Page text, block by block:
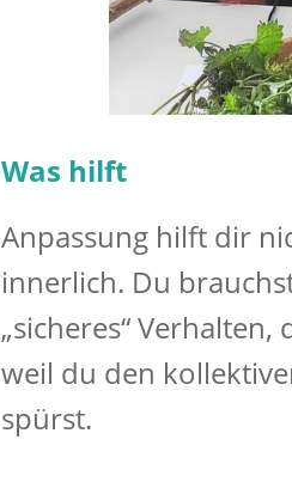
Was hilft
Anpassung hilft dir
innerlich. Du
„sicheres“
weil du den
spürst.